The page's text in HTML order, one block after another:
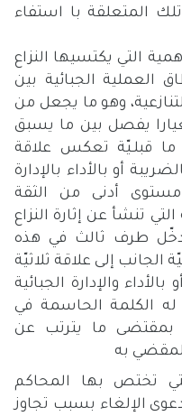
المتعلقة با استفاء
التي يكتسيها النزاع
العملية الجبائية بين
وهو ما يجعل من
معيارا يفصل بين ما يسبق
ما قبلـيّة تعكس علاقة
أو بالأداء بالإدارة
أدنى من الثقة
تنشأ عن إثارة النزاع
طرف ثالث في هذه
الجانب إلى علاقة ثلاثيّة
والإدارة الجبائية
له الكلمة الحاسمة في
بمقتضى ما يترتب عن
به
تختص بها المحاكم
دعوى الإلغاء بسبب تجاوز